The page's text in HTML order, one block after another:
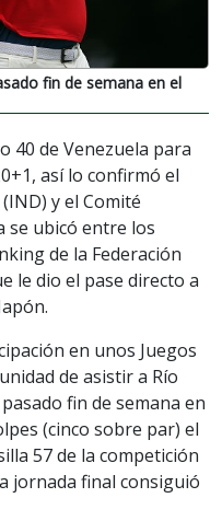
fin de semana en el
40 de Venezuela para
así lo confirmó el
y el Comité
se ubicó entre los
de la Federación
le dio el pase directo a
en unos Juegos
de asistir a Río
fin de semana en
(cinco sobre par) el
57 de la competición
jornada final consiguió